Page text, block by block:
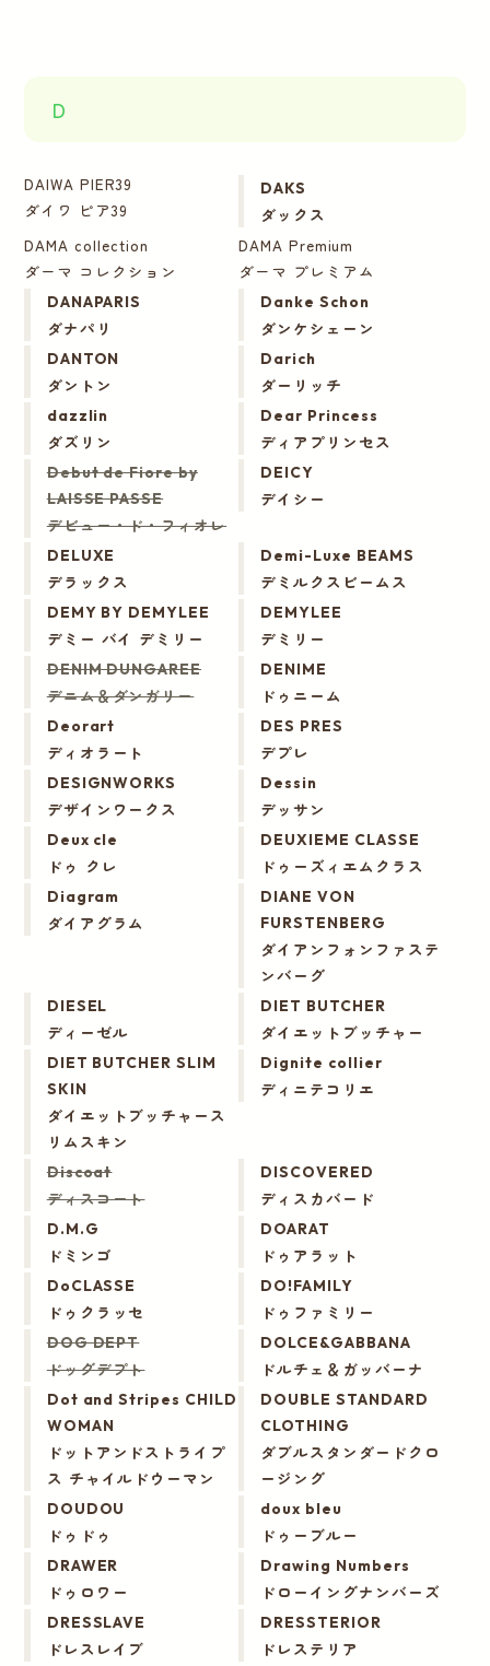
D
DAIWA PIER39
ダイワ ピア39
DAKS
ダックス
DAMA collection
ダーマ コレクション
DAMA Premium
ダーマ プレミアム
DANAPARIS
ダナパリ
Danke Schon
ダンケシェーン
DANTON
ダントン
Darich
ダーリッチ
dazzlin
ダズリン
Dear Princess
ディアプリンセス
Debut de Fiore by
LAISSE PASSE
デビュー・ド・フィオレ
DEICY
デイシー
DELUXE
デラックス
Demi-Luxe BEAMS
デミルクスビームス
DEMY BY DEMYLEE
デミー バイ デミリー
DEMYLEE
デミリー
DENIM DUNGAREE
デニム＆ダンガリー
DENIME
ドゥニーム
Deorart
ディオラート
DES PRES
デプレ
DESIGNWORKS
デザインワークス
Dessin
デッサン
Deux cle
ドゥ クレ
DEUXIEME CLASSE
ドゥーズィエムクラス
Diagram
ダイアグラム
DIANE VON
FURSTENBERG
ダイアンフォンファステ
ンバーグ
DIESEL
ディーゼル
DIET BUTCHER
ダイエットブッチャー
DIET BUTCHER SLIM
SKIN
ダイエットブッチャース
リムスキン
Dignite collier
ディニテコリエ
Discoat
ディスコート
DISCOVERED
ディスカバード
D.M.G
ドミンゴ
DOARAT
ドゥアラット
DoCLASSE
ドゥクラッセ
DO!FAMILY
ドゥファミリー
DOG DEPT
ドッグデプト
DOLCE&GABBANA
ドルチェ＆ガッバーナ
Dot and Stripes CHILD
WOMAN
ドットアンドストライプ
ス チャイルドウーマン
DOUBLE STANDARD
CLOTHING
ダブルスタンダードクロ
ージング
DOUDOU
ドゥドゥ
doux bleu
ドゥーブルー
DRAWER
ドゥロワー
Drawing Numbers
ドローイングナンバーズ
DRESSLAVE
ドレスレイブ
DRESSTERIOR
ドレステリア